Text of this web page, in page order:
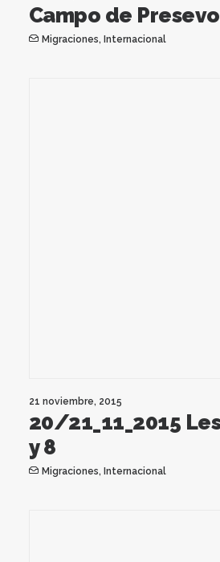
Campo de
Migraciones, Internacional
21 noviembre, 2015
20/21_11_2015
y 8
Migraciones, Internacional